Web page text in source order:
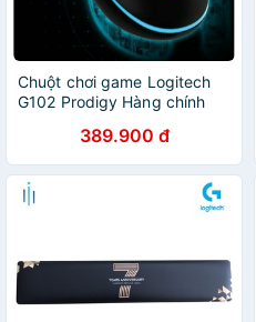
Chuột chơi game Logitech
G102 Prodigy Hàng chính
389.900 đ